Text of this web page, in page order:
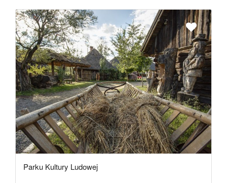
Parku Kultury Ludowej